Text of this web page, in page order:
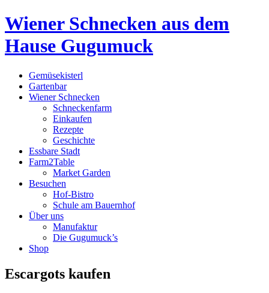
Wiener Schnecken aus dem
Hause Gugumuck
Gemüsekisterl
Gartenbar
Wiener Schnecken
Schneckenfarm
Einkaufen
Rezepte
Geschichte
Essbare Stadt
Farm2Table
Market Garden
Besuchen
Hof-Bistro
Schule am Bauernhof
Über uns
Manufaktur
Die Gugumuck’s
Shop
Escargots kaufen